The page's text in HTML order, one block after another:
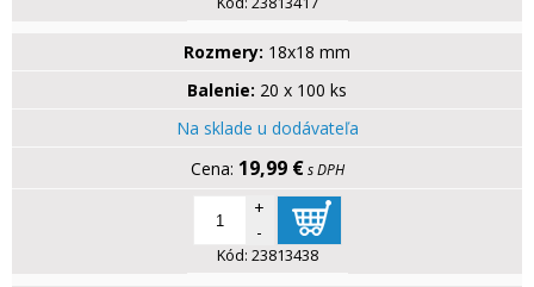
Rozmery: 18x18 mm
Balenie: 20 x 100 ks
Na sklade u dodávateľa
19,99 € s DPH
+
-
Kód: 23813438